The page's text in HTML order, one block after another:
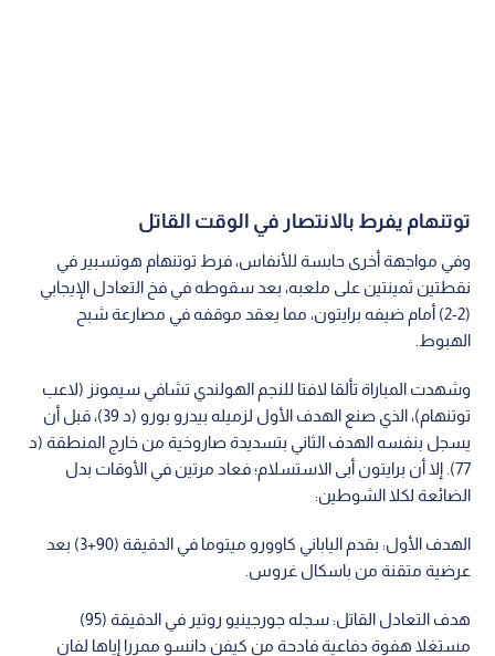
توتنهام يفرط بالانتصار في الوقت القاتل
وفي مواجهة أخرى حابسة للأنفاس، فرط توتنهام هوتسبير في
نقطتين ثمينتين على ملعبه، بعد سقوطه في فخ التعادل الإيجابي
(2-2) أمام ضيفه برايتون، مما يعقد موقفه في مصارعة شبح
الهبوط.
وشهدت المباراة تألقا لافتا للنجم الهولندي تشافي سيمونز (لاعب
توتنهام)، الذي صنع الهدف الأول لزميله بيدرو بورو (د 39)، قبل أن
يسجل بنفسه الهدف الثاني بتسديدة صاروخية من خارج المنطقة (د
77). إلا أن برايتون أبى الاستسلام؛ فعاد مرتين في الأوقات بدل
الضائعة لكلا الشوطين:
الهدف الأول: بقدم الياباني كاوورو ميتوما في الدقيقة (90+3) بعد
عرضية متقنة من باسكال غروس.
هدف التعادل القاتل: سجله جورجينيو روتير في الدقيقة (95)
مستغلا هفوة دفاعية فادحة من كيفن دانسو ممررا إياها لفان